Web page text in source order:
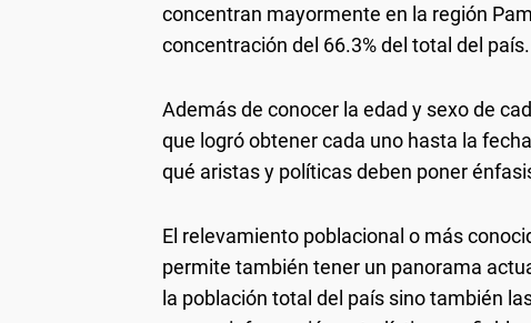
concentran mayormente en la región
concentración del 66.3% del total del país.
Además de conocer la edad y sexo de
que logró obtener cada uno hasta la
qué aristas y políticas deben poner
El relevamiento poblacional o más
permite también tener un panorama
la población total del país sino también